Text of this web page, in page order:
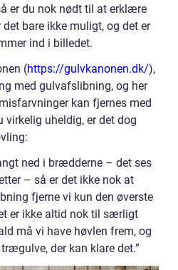
er du nok nødt til at erklære
bare ikke muligt, og det er
ind i billedet.
(https://gulvkanonen.dk/),
med gulvafslibning, og her
kan fjernes med
uheldig, er det dog
ned i brædderne – det ses
– så er det ikke nok at
fjerne vi kun den øverste
er ikke altid nok til særligt
må vi have høvlen frem, og
der kan klare det.”